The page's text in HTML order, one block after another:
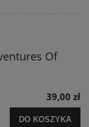
Of
39,00 zł
DO KOSZYKA